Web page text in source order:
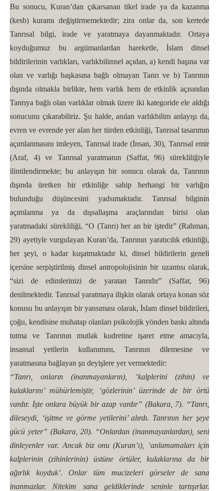
Bu sonucu, Kuran’dan çıkarsanan tikel irade ya da kazanma
(kesb) kuramı değiştirmemektedir; zira onlar da, son kertede
Tanrısal bilgi, irade ve yaratmaya dayanmaktadır. Ortaya
koyduğumuz bu argümanlardan hareketle, İslam dinsel
bildirilerinin varlıkları, varlıkbilimsel açıdan, a) kendi başına var
olan ve varlığı başkasına bağlı olmayan Tanrı ve b) Tanrının
dışında olmakla birlikte, hem varlık hem de etkinlik açısından
Tanrıya bağlı olan varlıklar olmak üzere iki kategoride ele aldığı
sonucunu çıkarabiliriz. Şu halde, anılan varlıkbilim anlayışı da,
evren ve evrende yer alan her türden etkinliği, Tanrısal tasarımın
açımlanmasını imleyen, Tanrısal irade (İnsan, 30), Tanrısal emir
(Araf, 4) ve Tanrısal yaratmanın (Saffat, 96) sürekliliğiyle
ilintilendirmekte; bu anlayışın bir sonucu olarak da, Tanrının
dışında üretken bir etkinliğe sahip herhangi bir varlığın
bulunduğu düşüncesini yadsımaktadır. Tanrısal bilginin
açımlanma ya da dışsallaşma araçlarından birisi olan
yaratmadaki sürekliliği, “O (Tanrı) her an bir iştedir” (Rahman,
29) ayetiyle vurgulayan Kuran’da, Tanrının yaratıcılık etkinliği,
her şeyi, o kadar kuşatmaktadır ki, dinsel bildirilerin geneli
içersine serpiştirilmiş dinsel antropolojisinin bir uzantısı olarak,
“sizi de edimlerinizi de yaratan Tanrıdır” (Saffat, 96)
denilmektedir. Tanrısal yaratmaya ilişkin olarak ortaya konan söz
konusu bu anlayışın bir yansıması olarak, İslam dinsel bildirileri,
çoğu, kendisine muhatap olanları psikolojik yönden baskı altında
tutma ve Tanrının mutlak kudretine işaret etme amacıyla,
insansal yetilerin kullanımını, Tanrının dilemesine ve
yaratmasına bağlayan şu deyişlere yer vermektedir:
“Tanrı, onların (inanmayanların), ‘kalplerini (zihin) ve
kulaklarını’ mühürlemiştir, ‘gözlerinin’ üzerinde de bir örtü
vardır. İşte onlara büyük bir azap vardır” (Bakara, 7). “Tanrı,
dileseydi, ‘işitme ve görme yetilerini’ alırdı. Tanrının her şeye
gücü yeter” (Bakara, 20). “Onlardan (inanmayanlardan), seni
dinleyenler var. Ancak biz onu (Kuran’ı), ‘anlamamaları için
kalplerinin (zihinlerinin) üstüne örtüler, kulaklarına da bir
ağırlık koyduk’. Onlar tüm mucizeleri görseler de sana
inanmazlar. Nitekim sana geldiklerinde seninle tartışırlar.